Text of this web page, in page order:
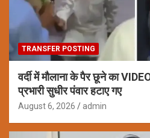
TRANSFER POSTING
वर्दी में मौलाना के पैर छूने का
प्रभारी सुधीर पंवार हटाए गए
August 6, 2026 admin